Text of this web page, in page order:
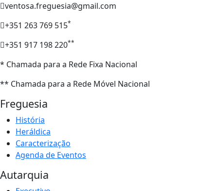
ventosa.freguesia@gmail.com
+351 263 769 515*
+351 917 198 220**
* Chamada para a Rede Fixa Nacional
** Chamada para a Rede Móvel Nacional
Freguesia
História
Heráldica
Caracterização
Agenda de Eventos
Autarquia